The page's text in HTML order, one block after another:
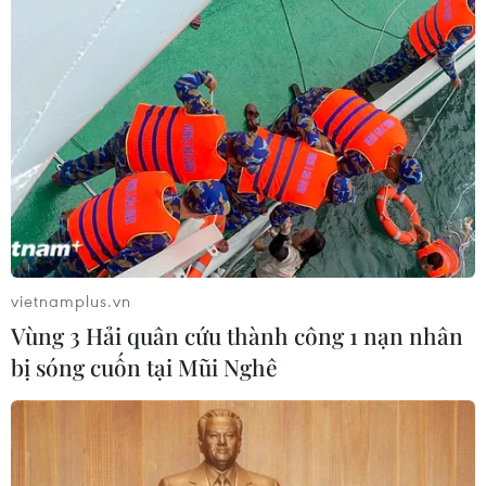
06/08/2026 12:24
Thắt chặt tình hữu nghị sắt son giữa
các cựu chuyên gia quân sự Nga với
Việt Nam
06/08/2026 06:23
Anh công bố kết quả điều tra ban
đầu vụ đâm dao ở trung tâm London
06/08/2026 06:00
Ba Lan thảo luận việc thành lập căn
cứ quân sự thường trực với Mỹ
06/08/2026 00:06
vietnamplus.vn
Vùng 3 Hải quân cứu thành công 1 nạn nhân
bị sóng cuốn tại Mũi Nghê